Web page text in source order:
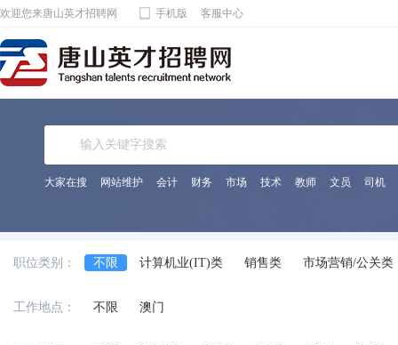
欢迎您来唐山英才招聘网 手机版 客服中心
大家在搜 网站维护 会计 财务 市场 技术 教师 文员 司机
职位类别： 不限 计算机业(IT)类 销售类
市场营销/公关类
化工/制药类
工作地点： 不限 澳门